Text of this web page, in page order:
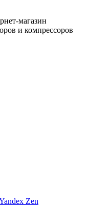
магазин
и компрессоров